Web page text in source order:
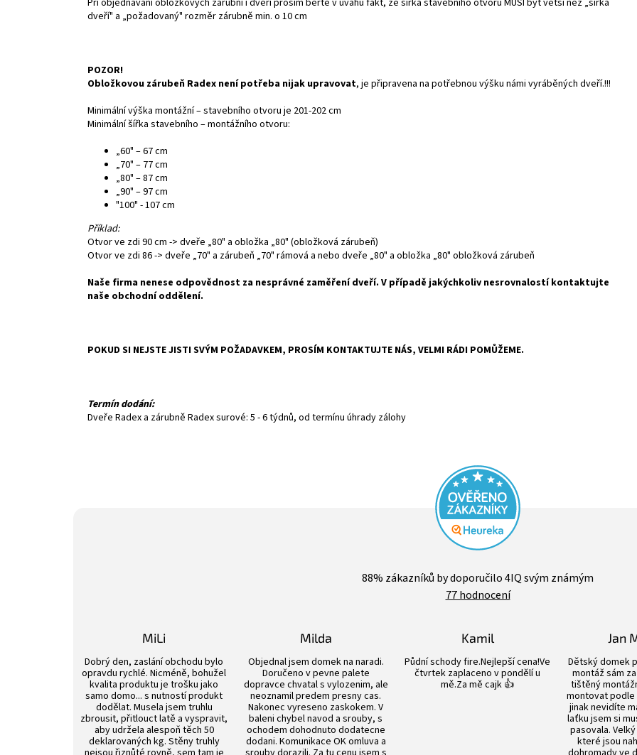
dveří" a „požadovaný" rozměr zárubně min. o 10 cm
POZOR!
Obložkovou zárubeň Radex není potřeba nijak upravovat, je připravena na potřebnou výšku námi vyráběných dveří.!!!
Minimální výška montážní – stavebního otvoru je 201-202 cm
Minimální šířka stavebního – montážního otvoru:
„60" – 67 cm
„70" – 77 cm
„80" – 87 cm
„90" – 97 cm
"100" - 107 cm
Příklad:
Otvor ve zdi 90 cm -> dveře „80" a obložka „80" (obložková zárubeň)
Otvor ve zdi 86 -> dveře „70" a zárubeň „70" rámová a nebo dveře „80" a obložka „80" obložková zárubeň
Naše firma nenese odpovědnost za nesprávné zaměření dveří. V případě jakýchkoliv nesrovnalostí kontaktujte
naše obchodní oddělení.
POKUD SI NEJSTE JISTI SVÝM POŽADAVKEM, PROSÍM KONTAKTUJTE NÁS, VELMI RÁDI POMŮŽEME.
Termín dodání:
Dveře Radex a zárubně Radex surové: 5 - 6 týdnů, od termínu úhrady zálohy
hodnocení
obchodu
je
hvězdiček.
88% zákazníků by doporučilo 4IQ svým známým
77 hodnocení
MiLi
Dobrý den, zaslání obchodu bylo
opravdu rychlé. Nicméně, bohužel
kvalita produktu je trošku jako
samo domo... s nutností produkt
dodělat. Musela jsem truhlu
zbrousit, přitlouct latě a vyspravit,
aby udržela alespoň těch 50
deklarovaných kg. Stěny truhly
Milda
Objednal jsem domek na naradi.
Doručeno v pevne palete
dopravce chvatal s vylozenim, ale
neoznamil predem presny cas.
Nakonec vyreseno zaskokem. V
baleni chybel navod a srouby, s
ochodem dohodnuto dodatecne
dodani. Komunikace OK omluva a
Kamil
Půdní schody fire.Nejlepší cena!Ve
čtvrtek zaplaceno v pondělí u
mě.Za mě cajk 👍
Jan
Dětský domek
montáž sám
tištěný
montovat
jinak nevidíte
laťku jsem si
pasovala.
které jsou